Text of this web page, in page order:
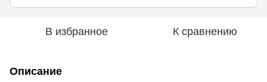
В избранное К сравнению
Описание